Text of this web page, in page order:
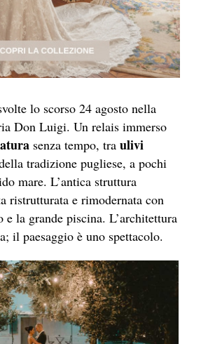
lo scorso 24 agosto nella
Don Luigi. Un relais immerso
senza tempo, tra ulivi
tradizione pugliese, a pochi
mare. L’antica struttura
ristrutturata e rimodernata con
e la grande piscina. L’architettura
il paesaggio è uno spettacolo.